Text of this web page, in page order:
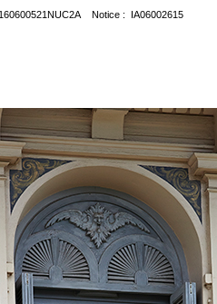
Notice : IA06002615